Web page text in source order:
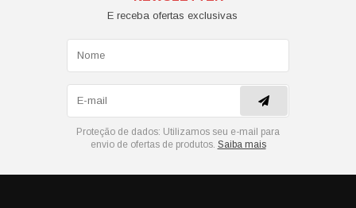
E receba ofertas exclusivas
Proteção de dados: Utilizamos seu e-mail para
envio de ofertas de produtos. Saiba mais